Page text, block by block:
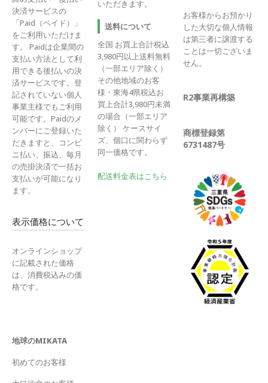
決済サービスの
「Paid（ペイド）」
をご利用いただけま
す。 Paidは企業間の
支払い方法として利
用できる後払いの決
済サービスです。登
記されていない個人
事業主様でもご利用
可能です。Paidのメ
ンバーにご登録いた
だきますと、コンビ
ニ払い、振込、毎月
の売掛決済で一括お
支払いが可能になり
ます。
表示価格について
オンラインショップ
に記載された価格
は、消費税込みの価
格です。
いただきます。
送料について
全国 お買上合計税込
3,980円以上送料無料
（一部エリア除く）
その他地域のお客
様・東海4県税込お
買上合計3,980円未満
の場合（一部エリア
除く） ケースサイ
ズ、個口に関わらず
同一価格です。
配送料金表はこちら
お客様からお預かり
した大切な個人情報
は第三者に譲渡する
ことは一切ございま
せん。
R2事業再構築
商標登録第
6731487号
地球のMIKATA
初めてのお客様